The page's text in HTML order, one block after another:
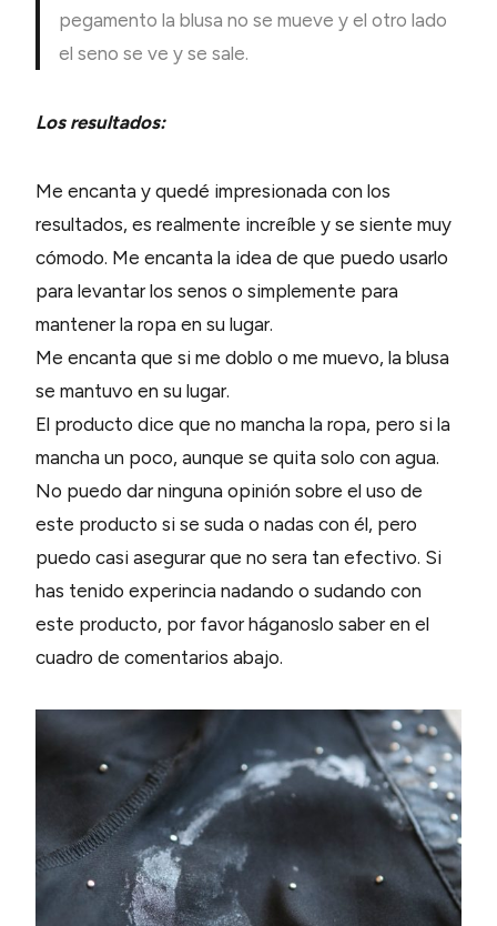
pegamento la blusa no se mueve y el otro lado
el seno se ve y se sale.
Los resultados:
Me encanta y quedé impresionada con los
resultados, es realmente increíble y se siente muy
cómodo. Me encanta la idea de que puedo usarlo
para levantar los senos o simplemente para
mantener la ropa en su lugar.
Me encanta que si me doblo o me muevo, la blusa
se mantuvo en su lugar.
El producto dice que no mancha la ropa, pero si la
mancha un poco, aunque se quita solo con agua.
No puedo dar ninguna opinión sobre el uso de
este producto si se suda o nadas con él, pero
puedo casi asegurar que no sera tan efectivo. Si
has tenido experincia nadando o sudando con
este producto, por favor háganoslo saber en el
cuadro de comentarios abajo.